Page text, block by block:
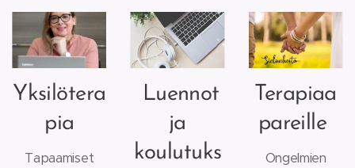
Yksilötera
pia
Tapaamiset
Luennot
ja
koulutuks
Terapiaa
pareille
Ongelmien